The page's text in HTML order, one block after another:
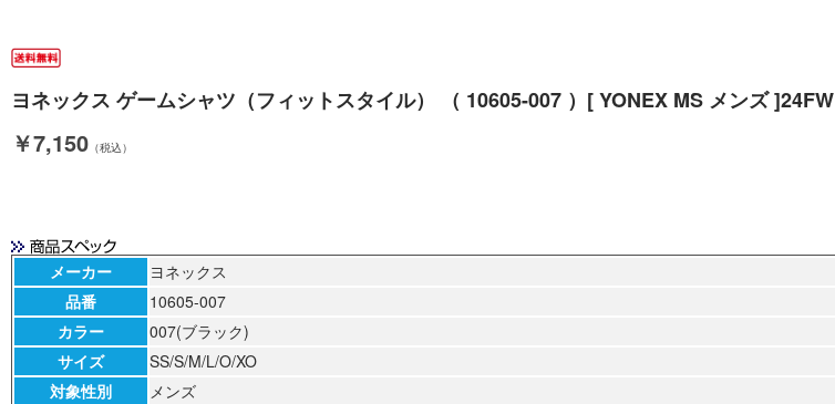
ヨネックス ゲームシャツ（フィットスタイル） （ 10605-007 ）[ YONEX MS メンズ ]24FW
￥7,150 （税込）
メーカー
ヨネックス
品番
10605-007
カラー
007(ブラック)
サイズ
SS/S/M/L/O/XO
対象性別
メンズ